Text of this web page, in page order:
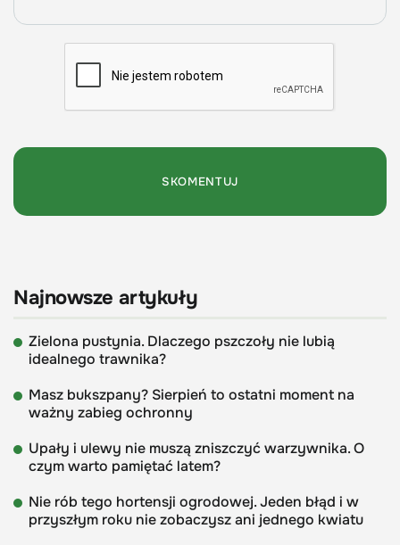
Najnowsze artykuły
Zielona pustynia. Dlaczego pszczoły nie lubią
idealnego trawnika?
Masz bukszpany? Sierpień to ostatni moment na
ważny zabieg ochronny
Upały i ulewy nie muszą zniszczyć warzywnika. O
czym warto pamiętać latem?
Nie rób tego hortensji ogrodowej. Jeden błąd i w
przyszłym roku nie zobaczysz ani jednego kwiatu